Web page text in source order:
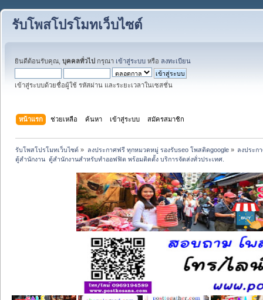
รับโพสโปรโมทเว็บไซต์
ยินดีต้อนรับคุณ, บุคคลทั่วไป กรุณา เข้าสู่ระบบ หรือ ลงทะเบียน
เข้าสู่ระบบด้วยชื่อผู้ใช้ รหัสผ่าน และระยะเวลาในเซสชั่น
หน้าแรก ช่วยเหลือ ค้นหา เข้าสู่ระบบ สมัครสมาชิก
รับโพสโปรโมทเว็บไซต์ » ลงประกาศฟรี ทุกหมวดหมู่ รองรับseo โพสติดgoogle» ลงประก
ตู้สํานักงาน  ตู้สำนักงานสำหรับทำออฟฟิต พร้อมติดตั้ง บริการจัดส่งทั่วประเทศ.